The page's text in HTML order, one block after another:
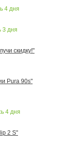
4 дня
3 дня
скидку!"
Pura 90s"
4 дня
2 S"